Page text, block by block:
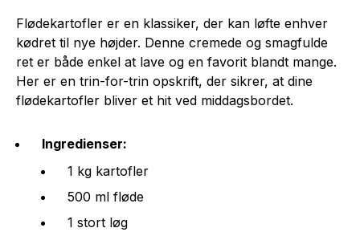
Flødekartofler er en klassiker, der kan løfte enhver
kødret til nye højder. Denne cremede og smagfulde
ret er både enkel at lave og en favorit blandt mange.
Her er en trin-for-trin opskrift, der sikrer, at dine
flødekartofler bliver et hit ved middagsbordet.
Ingredienser:
1 kg kartofler
500 ml fløde
1 stort løg